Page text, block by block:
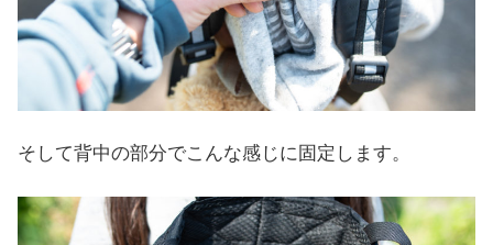
そして背中の部分でこんな感じに固定します。